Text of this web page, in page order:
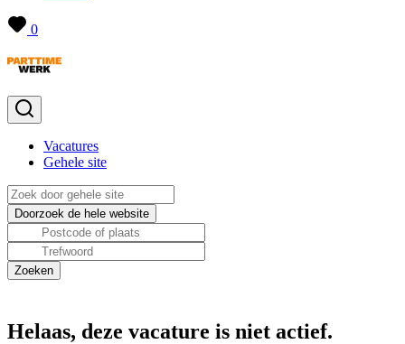
0
Vacatures
Gehele site
Helaas, deze vacature is niet actief.